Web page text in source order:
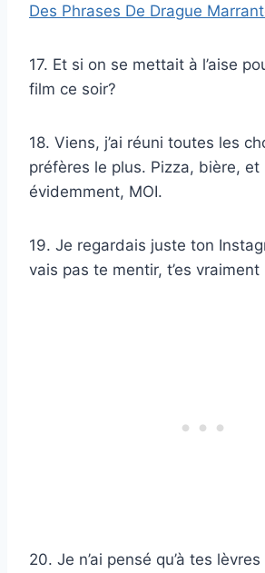
Des Phrases De Drague
17. Et si on se mettait à l’aise
film ce soir?
18. Viens, j’ai réuni toutes les
préfères le plus. Pizza, bière, et
évidemment, MOI.
19. Je regardais juste ton
vais pas te mentir, t’es vraiment
20. Je n’ai pensé qu’à tes